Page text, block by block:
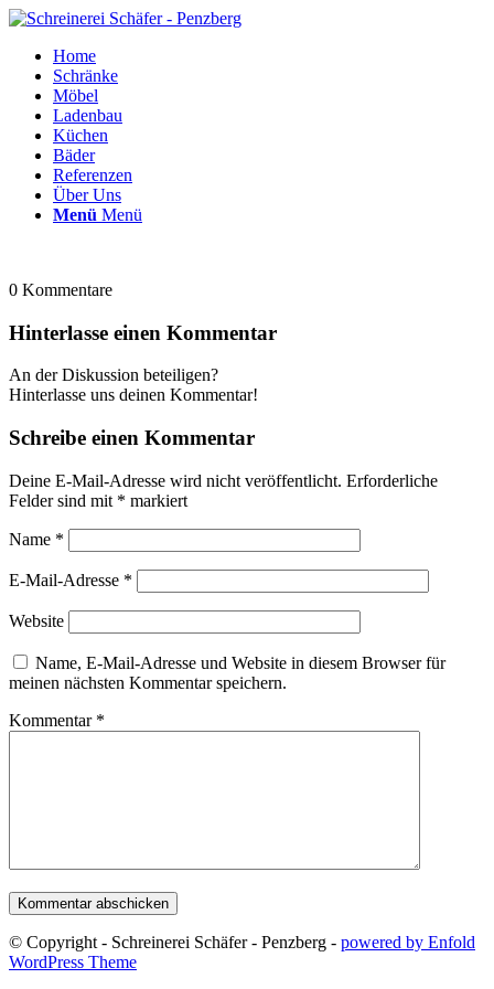
Home
Schränke
Möbel
Ladenbau
Küchen
Bäder
Referenzen
Über Uns
Menü Menü
0 Kommentare
Hinterlasse einen Kommentar
An der Diskussion beteiligen?
Hinterlasse uns deinen Kommentar!
Schreibe einen Kommentar
Deine E-Mail-Adresse wird nicht veröffentlicht. Erforderliche
Felder sind mit * markiert
Name *
E-Mail-Adresse *
Website
Name, E-Mail-Adresse und Website in diesem Browser für
meinen nächsten Kommentar speichern.
Kommentar *
© Copyright - Schreinerei Schäfer - Penzberg - powered by Enfold
WordPress Theme